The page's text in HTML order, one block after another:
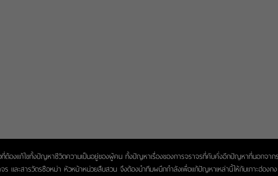
ที่ต้องแก้ไขทั้งปัญหาชีวิตความเป็นอยู่ของผู้คน ทั้งปัญหาเรื่องของการจราจรที่คับคั่งอีกปัญหาที่นอกจา
และสารวัตรซือหม่า หัวหน้าหน่วยสืบสวน จึงต้องนำทีมผนึกกำลังเพื่อแก้ปัญหาเหล่านี้ให้กับเกาะฮ่องกง